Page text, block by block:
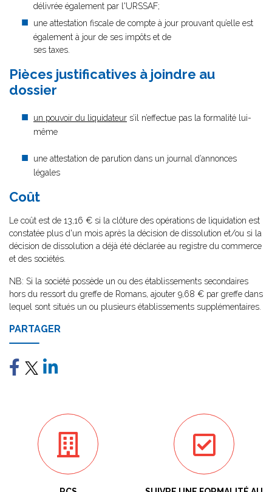
délivrée également par l'URSSAF;
une attestation fiscale de compte à jour prouvant qu’elle est
également à jour de ses impôts et de
ses taxes.
Pièces justificatives à joindre au
dossier
un pouvoir du liquidateur s’il n’effectue pas la formalité lui-
même
une attestation de parution dans un journal d’annonces
légales
Coût
Le coût est de 13,16 € si la clôture des opérations de liquidation est
constatée plus d'un mois après la décision de dissolution et/ou si la
décision de dissolution a déjà été déclarée au registre du commerce
et des sociétés.
NB: Si la société possède un ou des établissements secondaires
hors du ressort du greffe de Romans, ajouter 9,68 € par greffe dans
lequel sont situés un ou plusieurs établissements supplémentaires.
PARTAGER